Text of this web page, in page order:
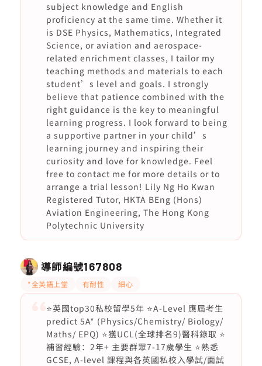
subject knowledge and English
proficiency at the same time. Whether it
is DSE Physics, Mathematics, Integrated
Science, or aviation and aerospace-
related enrichment classes, I tailor my
teaching methods and materials to each
student’s level and goals. I strongly
believe that patience combined with the
right guidance is the key to meaningful
learning progress. I look forward to being
a supportive partner in your child’s
learning journey and inspiring their
curiosity and love for knowledge. Feel
free to contact me for more details or to
arrange a trial lesson! Lily Ng Ho Kwan
Registered Tutor, HKTA BEng (Hons)
Aviation Engineering, The Hong Kong
Polytechnic University
導師編號167808
*全英語上堂 有耐性 細心
⭐️英國top30私校留學5年 ⭐️A-Level 應屆考生
predict 5A* (Physics/Chemistry/ Biology/
Maths/ EPQ) ⭐️獲UCL(全球排名9)醫科錄取 ⭐️
補習經驗：2年+ 主要群眾7-17歲學生 ⭐️熟悉
GCSE, A-level 課程與各英國私校入學試/面試